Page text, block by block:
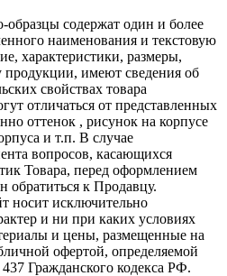
образцы содержат один и более
наименования и текстовую
характеристики, размеры,
продукции, имеют сведения об
свойствах товара
отличаться от представленных
оттенок , рисунок на корпусе
и т.п. В случае
вопросов, касающихся
Товара, перед оформлением
обратиться к Продавцу.
носит исключительно
и ни при каких условиях
и цены, размещенные на
офертой, определяемой
Гражданского кодекса РФ.